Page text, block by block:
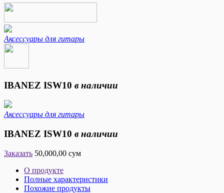
Аксессуары для гитары
IBANEZ ISW10 в наличии
Аксессуары для гитары
IBANEZ ISW10 в наличии
Заказать 50,000,00 сум
О продукте
Полные характеристики
Похожие продукты